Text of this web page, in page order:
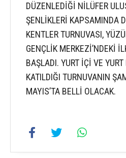
DÜZENLEDİĞİ NİLÜFER
ŞENLİKLERİ KAPSAMINDA
KENTLER TURNUVASI,
GENÇLİK MERKEZİ’NDEKİ
BAŞLADI. YURT İÇİ VE
KATILDIĞI TURNUVANIN
MAYIS’TA BELLİ OLACAK.